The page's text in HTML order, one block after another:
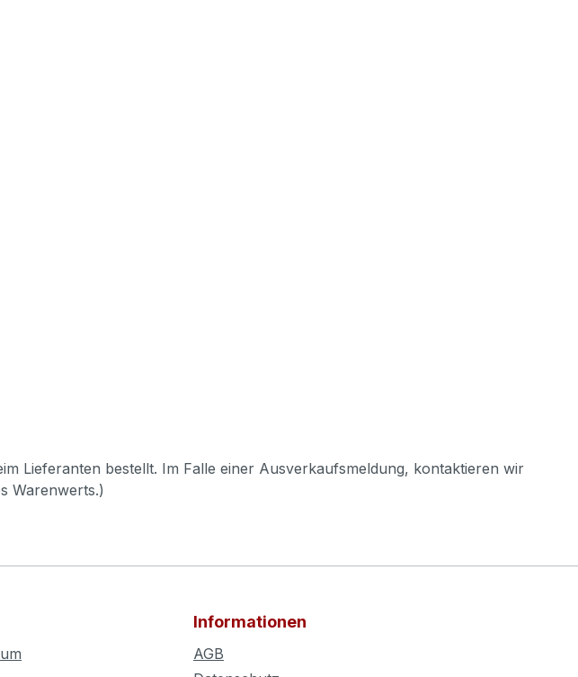
Lieferanten bestellt. Im Falle einer Ausverkaufsmeldung, kontaktieren wir
Warenwerts.)
Informationen
AGB